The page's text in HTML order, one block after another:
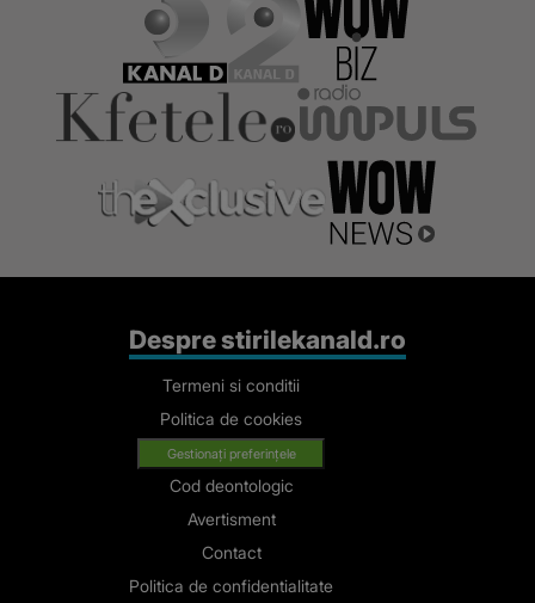
Despre stirilekanald.ro
Termeni si conditii
Politica de cookies
Gestionați preferințele
Cod deontologic
Avertisment
Contact
Politica de confidentialitate